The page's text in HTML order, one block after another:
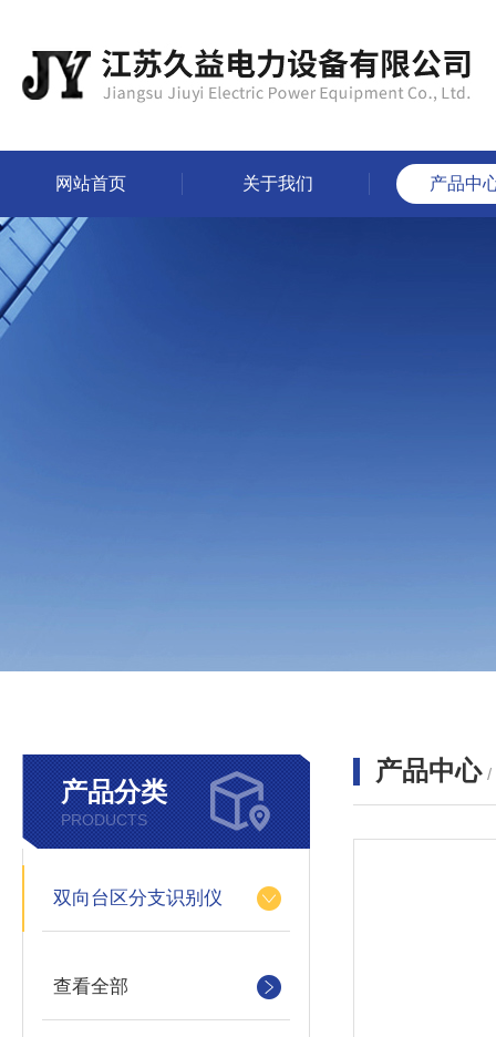
网站首页 关于我们 产品中
产品分类
PRODUCTS
双向台区分支识别仪
查看全部
产品中心 /